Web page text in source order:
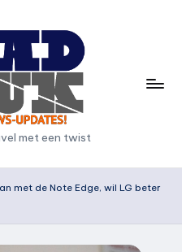
met een twist
met de Note Edge, wil LG beter